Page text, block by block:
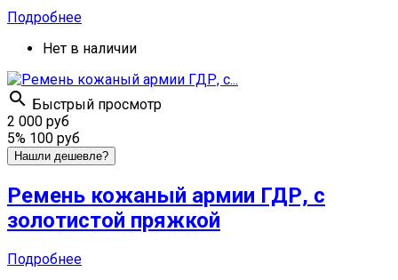
Подробнее
Нет в наличии
 Быстрый просмотр
2 000 руб
5% 100 руб
Нашли дешевле?
Ремень кожаный армии ГДР, с
золотистой пряжкой
Подробнее